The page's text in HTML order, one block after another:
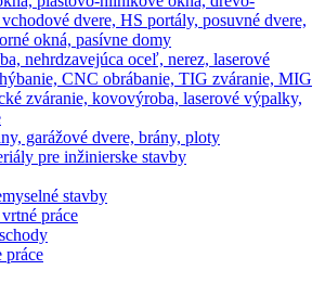
dvere, HS portály, posuvné dvere,
okná, pasívne domy
nehrdzavejúca oceľ, nerez, laserové
CNC obrábanie, TIG zváranie, MIG
zváranie, kovovýroba, laserové výpalky,
garážové dvere, brány, ploty
pre inžinierske stavby
stavby
práce
práce